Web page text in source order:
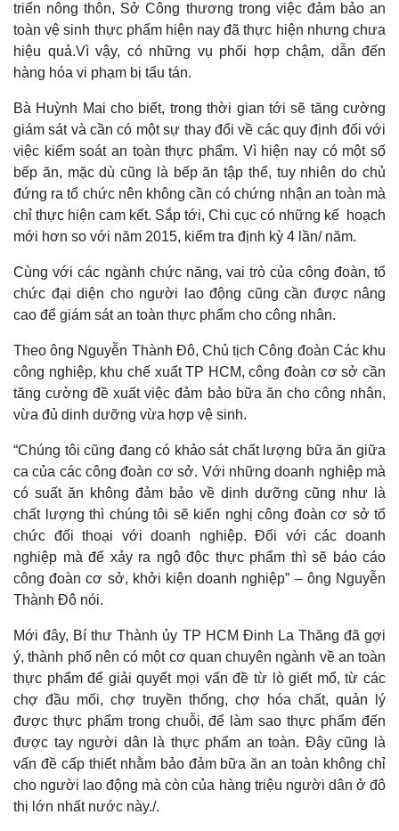
Kinh tế
Khởi nghiệp
Thị trường
Tiêu dùng
Tỷ giá
Chứng khoán
Giá cà phê
Pháp luật
Vụ án
Quân sự - Quốc phòng
triển nông thôn, Sở Công thương trong việc đảm bảo an
toàn vệ sinh thực phẩm hiện nay đã thực hiện nhưng chưa
hiệu quả.Vì vậy, có những vụ phối hợp chậm, dẫn đến
hàng hóa vi phạm bị tẩu tán.
Bà Huỳnh Mai cho biết, trong thời gian tới sẽ tăng cường
giám sát và cần có một sự thay đổi về các quy định đối với
việc kiểm soát an toàn thực phẩm. Vì hiện nay có một số
bếp ăn, mặc dù cũng là bếp ăn tập thể, tuy nhiên do chủ
đứng ra tổ chức nên không cần có chứng nhận an toàn mà
chỉ thực hiện cam kết. Sắp tới, Chi cục có những kế hoạch
mới hơn so với năm 2015, kiểm tra định kỳ 4 lần/ năm.
Cùng với các ngành chức năng, vai trò của công đoàn, tổ
chức đại diện cho người lao động cũng cần được nâng
cao để giám sát an toàn thực phẩm cho công nhân.
Theo ông Nguyễn Thành Đô, Chủ tịch Công đoàn Các khu
công nghiệp, khu chế xuất TP HCM, công đoàn cơ sở cần
tăng cường đề xuất việc đảm bảo bữa ăn cho công nhân,
vừa đủ dinh dưỡng vừa hợp vệ sinh.
“Chúng tôi cũng đang có khảo sát chất lượng bữa ăn giữa
ca của các công đoàn cơ sở. Với những doanh nghiệp mà
có suất ăn không đảm bảo về dinh dưỡng cũng như là
chất lượng thì chúng tôi sẽ kiến nghị công đoàn cơ sở tổ
chức đối thoại với doanh nghiệp. Đối với các doanh
nghiệp mà để xảy ra ngộ độc thực phẩm thì sẽ báo cáo
công đoàn cơ sở, khởi kiện doanh nghiệp” – ông Nguyễn
Thành Đô nói.
Mới đây, Bí thư Thành ủy TP HCM Đinh La Thăng đã gợi
ý, thành phố nên có một cơ quan chuyên ngành về an toàn
thực phẩm để giải quyết mọi vấn đề từ lò giết mổ, từ các
chợ đầu mối, chợ truyền thống, chợ hóa chất, quản lý
được thực phẩm trong chuỗi, để làm sao thực phẩm đến
được tay người dân là thực phẩm an toàn. Đây cũng là
vấn đề cấp thiết nhằm bảo đảm bữa ăn an toàn không chỉ
cho người lao động mà còn của hàng triệu người dân ở đô
thị lớn nhất nước này./.